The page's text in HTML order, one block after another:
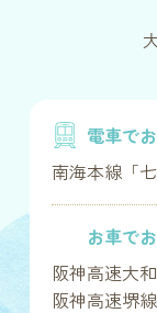
電車で
南海本線「
お車で
阪神高速大
阪神高速堺